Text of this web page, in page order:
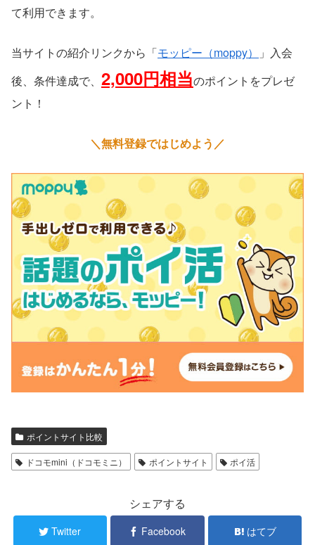
て利用できます。
当サイトの紹介リンクから「モッピー（moppy）
」入会
後、条件達成で、 2,000円相当のポイントをプレゼ
ント！
＼無料登録ではじめよう／
ポイントサイト比較
ドコモmini（ドコモミニ） ポイントサイト ポイ活
シェアする
Twitter Facebook はてブ